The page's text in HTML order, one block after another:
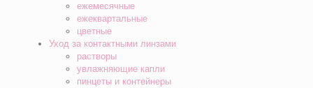
ежемесячные
ежеквартальные
цветные
Уход за контактными линзами
растворы
увлажняющие капли
пинцеты и контейнеры